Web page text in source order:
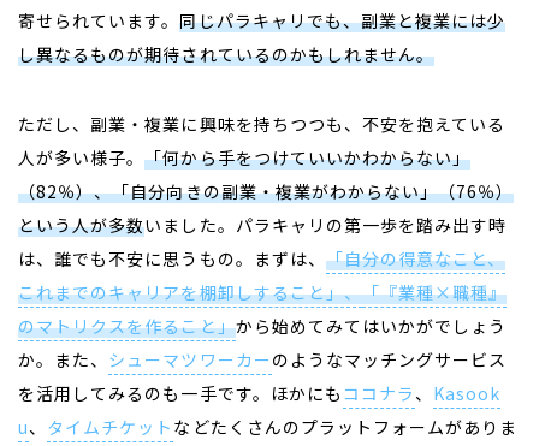
寄せられています。同じパラキャリでも、副業と複業には少
し異なるものが期待されているのかもしれません。
ただし、副業・複業に興味を持ちつつも、不安を抱えている
人が多い様子。「何から手をつけていいかわからない」
（82％）、「自分向きの副業・複業がわからない」（76％）
という人が多数いました。パラキャリの第一歩を踏み出す時
は、誰でも不安に思うもの。まずは、 「自分の得意なこと、
これまでのキャリアを棚卸しすること」、「『業種×職種』
のマトリクスを作ること」から始めてみてはいかがでしょう
か。また、 シューマツワーカー のようなマッチングサービス
を活用してみるのも一手です。ほかにも ココナラ 、 Kasook
u、 タイムチケット などたくさんのプラットフォームがありま